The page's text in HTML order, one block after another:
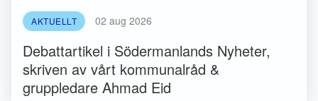
AKTUELLT 02 aug 2026
Debattartikel i Södermanlands Nyheter,
skriven av vårt kommunalråd &
gruppledare Ahmad Eid